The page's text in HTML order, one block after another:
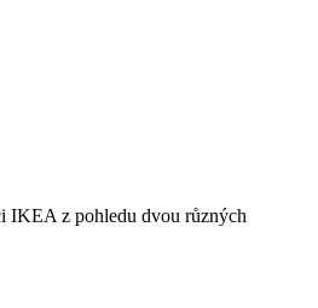
IKEA z pohledu dvou různých